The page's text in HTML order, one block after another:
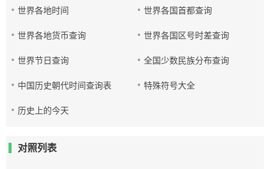
世界各地时间 世界各国首都查询
世界各地货币查询 世界各国区号时差查询
世界节日查询 全国少数民族分布查询
中国历史朝代时间查询表 特殊符号大全
历史上的今天
对照列表